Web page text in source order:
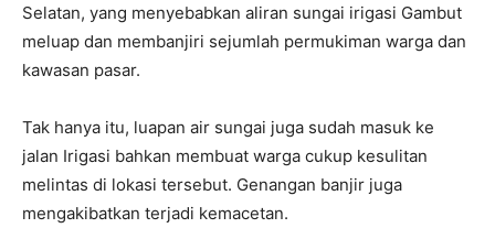
Selatan, yang menyebabkan aliran sungai irigasi Gambut
meluap dan membanjiri sejumlah permukiman warga dan
kawasan pasar.
Tak hanya itu, luapan air sungai juga sudah masuk ke
jalan Irigasi bahkan membuat warga cukup kesulitan
melintas di lokasi tersebut. Genangan banjir juga
mengakibatkan terjadi kemacetan.